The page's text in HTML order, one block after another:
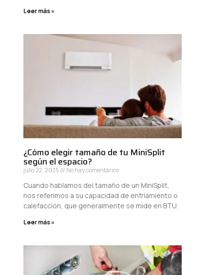
Leer más »
¿Cómo elegir tamaño de tu MiniSplit
según el espacio?
julio 22, 2025 No hay comentarios
Cuando hablamos del tamaño de un MiniSplit,
nos referimos a su capacidad de enfriamiento o
calefacción, que generalmente se mide en BTU.
Leer más »